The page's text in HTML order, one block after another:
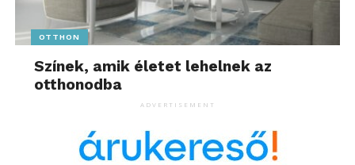
OTTHON
Színek, amik életet lehelnek az
otthonodba
ADVERTISEMENT